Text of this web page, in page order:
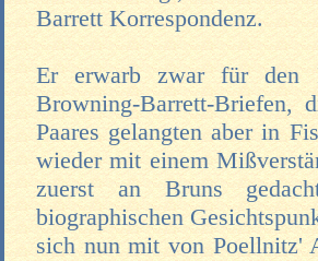
Barrett Korrespondenz.
Er erwarb zwar für den
Browning-Barrett-Briefen,
Paares gelangten aber in
wieder mit einem
zuerst an Bruns
biographischen
sich nun mit von Poellnitz'